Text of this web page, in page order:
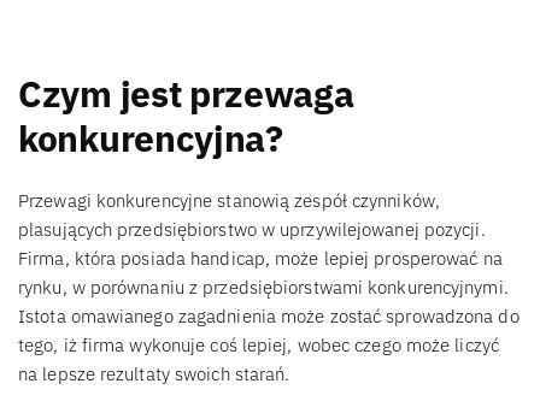
Czym jest przewaga
konkurencyjna?
Przewagi konkurencyjne stanowią zespół czynników,
plasujących przedsiębiorstwo w uprzywilejowanej pozycji.
Firma, która posiada handicap, może lepiej prosperować na
rynku, w porównaniu z przedsiębiorstwami konkurencyjnymi.
Istota omawianego zagadnienia może zostać sprowadzona do
tego, iż firma wykonuje coś lepiej, wobec czego może liczyć
na lepsze rezultaty swoich starań.